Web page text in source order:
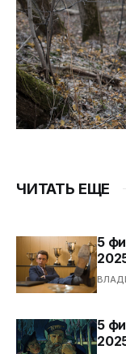
ЧИТАТЬ ЕЩЕ
5
5